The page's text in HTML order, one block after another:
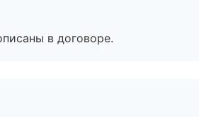
в договоре.